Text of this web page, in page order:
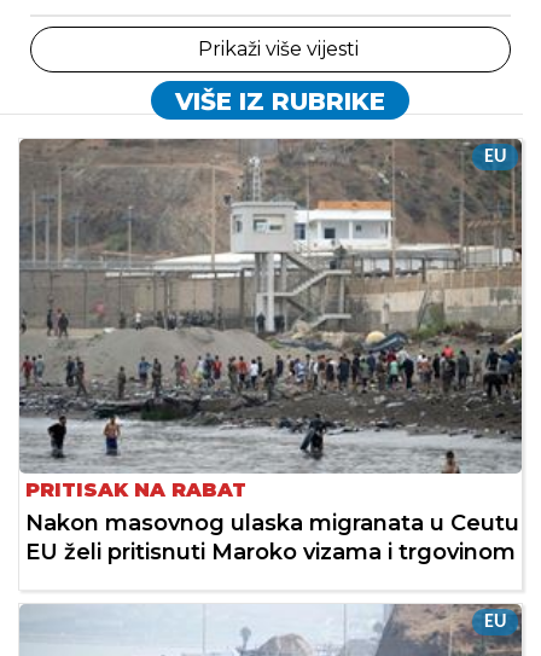
Prikaži više vijesti
VIŠE IZ RUBRIKE
EU
PRITISAK NA RABAT
Nakon masovnog ulaska migranata u Ceutu
EU želi pritisnuti Maroko vizama i trgovinom
EU